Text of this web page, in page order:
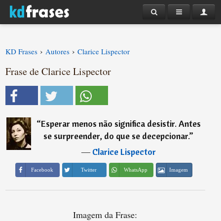
KD Frases › Autores › Clarice Lispector
Frase de Clarice Lispector
“Esperar menos não significa desistir. Antes
se surpreender, do que se decepcionar.”
―Clarice Lispector
Facebook Twitter WhatsApp Imagem
Imagem da Frase: